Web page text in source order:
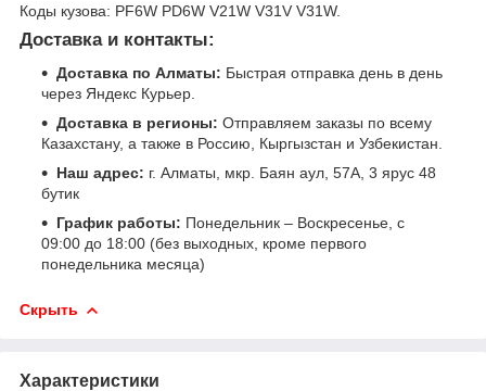
Коды кузова: PF6W PD6W V21W V31V V31W.
Доставка и контакты:
Доставка по Алматы: Быстрая отправка день в день
через Яндекс Курьер.
Доставка в регионы: Отправляем заказы по всему
Казахстану, а также в Россию, Кыргызстан и Узбекистан.
Наш адрес: г. Алматы, мкр. Баян аул, 57А, 3 ярус 48
бутик
График работы: Понедельник – Воскресенье, с
09:00 до 18:00 (без выходных, кроме первого
понедельника месяца)
Скрыть
Характеристики